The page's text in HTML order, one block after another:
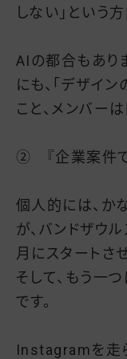
しない」という
AIの都合もあり
にも、「デザイ
こと、メンバー
② 『企業案件で
個人的には、か
が、バンドザウ
月にスタートさ
そして、もう一
です。
Instagramを走